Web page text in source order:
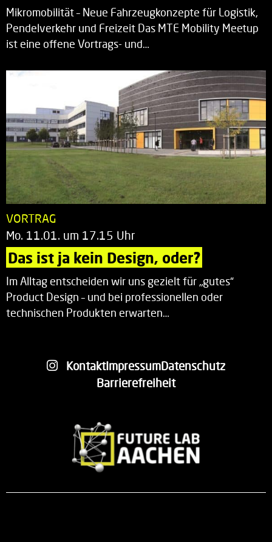
Mikromobilität – Neue Fahrzeugkonzepte für Logistik,
Pendelverkehr und Freizeit Das MTE Mobility Meetup
ist eine offene Vortrags- und…
VORTRAG
Mo. 11.01. um 17.15 Uhr
Das ist ja kein Design, oder?
Im Alltag entscheiden wir uns gezielt für „gutes“
Product Design – und bei professionellen oder
technischen Produkten erwarten…
KontaktImpressumDatenschutz
Barrierefreiheit